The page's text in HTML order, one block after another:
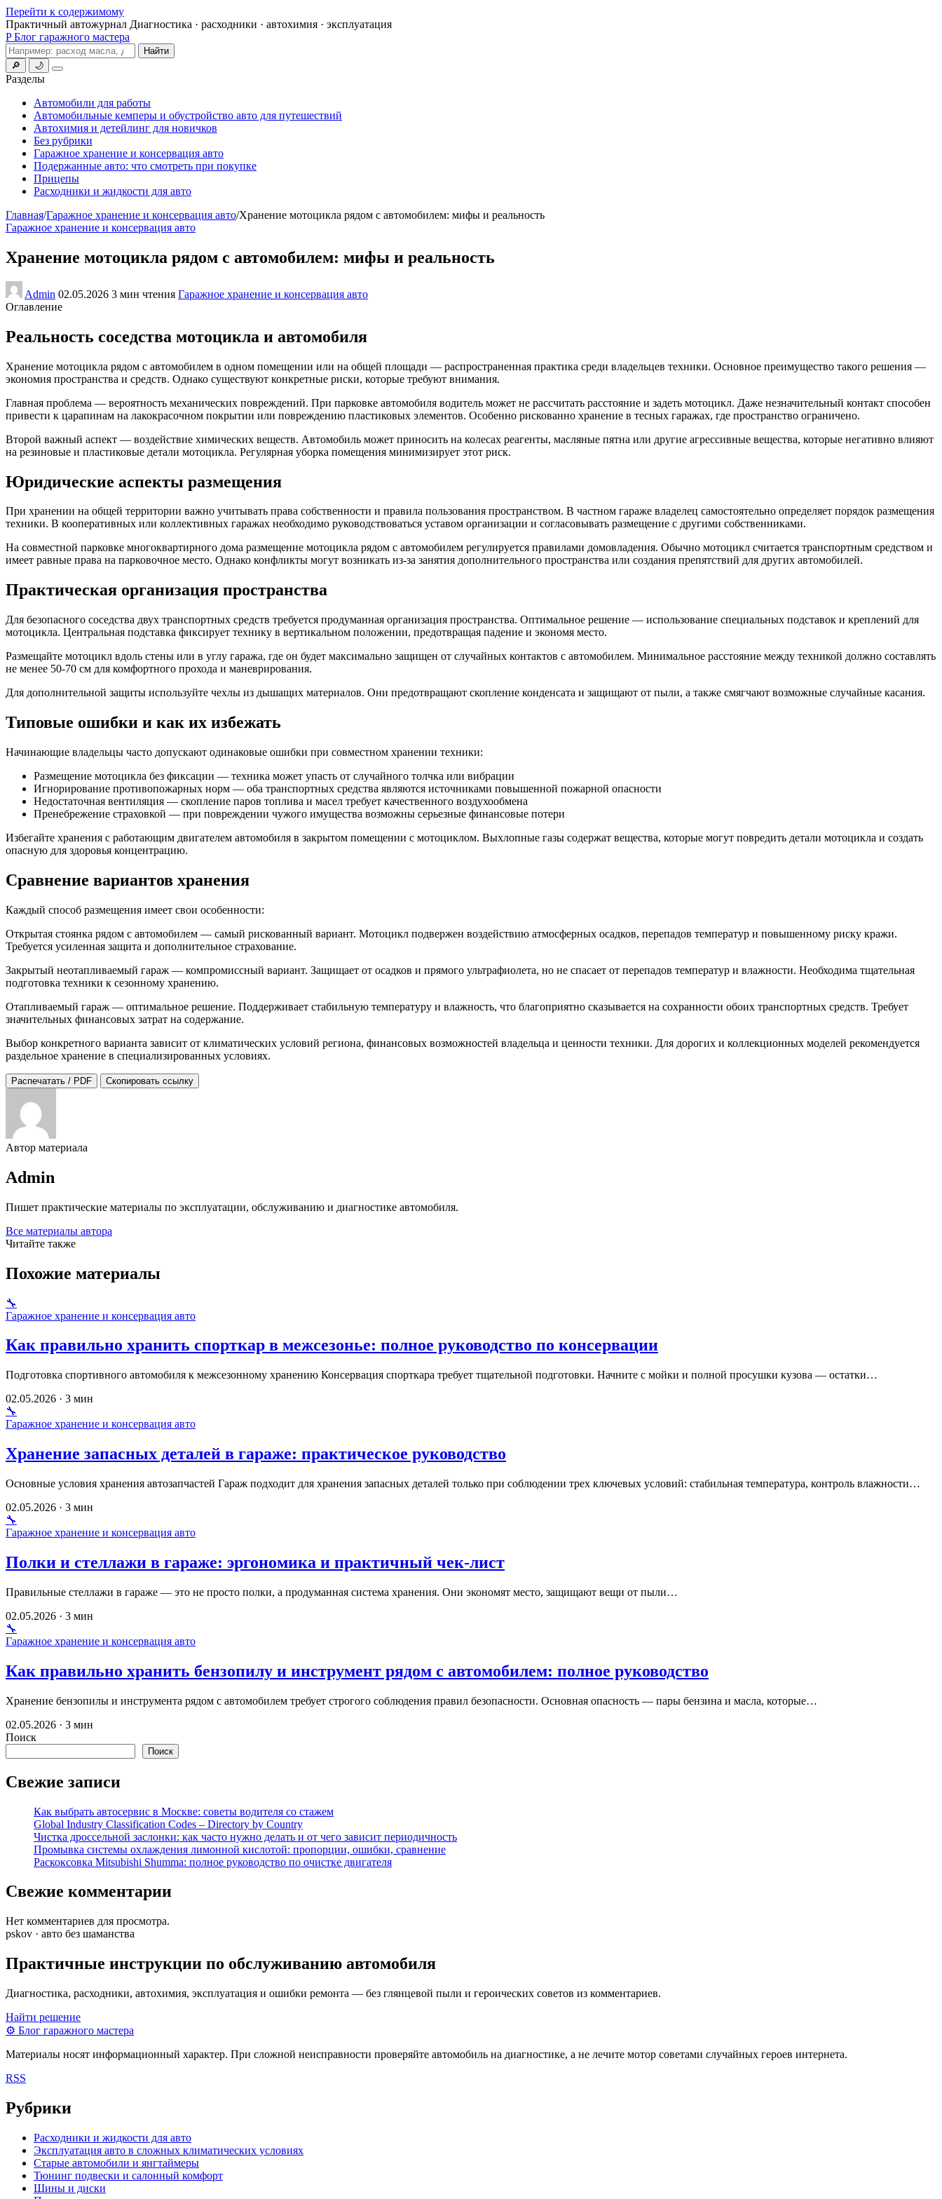
Перейти к содержимому
Практичный автожурнал Диагностика · расходники · автохимия · эксплуатация
P Блог гаражного мастера
Поиск
Найти
🔎
🌙
Меню
Разделы
Автомобили для работы
Автомобильные кемперы и обустройство авто для путешествий
Автохимия и детейлинг для новичков
Без рубрики
Гаражное хранение и консервация авто
Подержанные авто: что смотреть при покупке
Прицепы
Расходники и жидкости для авто
Главная/Гаражное хранение и консервация авто/Хранение мотоцикла рядом с автомобилем: мифы и реальность
Гаражное хранение и консервация авто
Хранение мотоцикла рядом с автомобилем: мифы и реальность
Admin 02.05.2026 3 мин чтения Гаражное хранение и консервация авто
Оглавление
Реальность соседства мотоцикла и автомобиля
Хранение мотоцикла рядом с автомобилем в одном помещении или на общей площади — распространенная практика среди владельцев техники. Основное преимущество такого решения —
экономия пространства и средств. Однако существуют конкретные риски, которые требуют внимания.
Главная проблема — вероятность механических повреждений. При парковке автомобиля водитель может не рассчитать расстояние и задеть мотоцикл. Даже незначительный контакт способен
привести к царапинам на лакокрасочном покрытии или повреждению пластиковых элементов. Особенно рискованно хранение в тесных гаражах, где пространство ограничено.
Второй важный аспект — воздействие химических веществ. Автомобиль может приносить на колесах реагенты, масляные пятна или другие агрессивные вещества, которые негативно влияют
на резиновые и пластиковые детали мотоцикла. Регулярная уборка помещения минимизирует этот риск.
Юридические аспекты размещения
При хранении на общей территории важно учитывать права собственности и правила пользования пространством. В частном гараже владелец самостоятельно определяет порядок размещения
техники. В кооперативных или коллективных гаражах необходимо руководствоваться уставом организации и согласовывать размещение с другими собственниками.
На совместной парковке многоквартирного дома размещение мотоцикла рядом с автомобилем регулируется правилами домовладения. Обычно мотоцикл считается транспортным средством и
имеет равные права на парковочное место. Однако конфликты могут возникать из-за занятия дополнительного пространства или создания препятствий для других автомобилей.
Практическая организация пространства
Для безопасного соседства двух транспортных средств требуется продуманная организация пространства. Оптимальное решение — использование специальных подставок и креплений для
мотоцикла. Центральная подставка фиксирует технику в вертикальном положении, предотвращая падение и экономя место.
Размещайте мотоцикл вдоль стены или в углу гаража, где он будет максимально защищен от случайных контактов с автомобилем. Минимальное расстояние между техникой должно составлять
не менее 50-70 см для комфортного прохода и маневрирования.
Для дополнительной защиты используйте чехлы из дышащих материалов. Они предотвращают скопление конденсата и защищают от пыли, а также смягчают возможные случайные касания.
Типовые ошибки и как их избежать
Начинающие владельцы часто допускают одинаковые ошибки при совместном хранении техники:
Размещение мотоцикла без фиксации — техника может упасть от случайного толчка или вибрации
Игнорирование противопожарных норм — оба транспортных средства являются источниками повышенной пожарной опасности
Недостаточная вентиляция — скопление паров топлива и масел требует качественного воздухообмена
Пренебрежение страховкой — при повреждении чужого имущества возможны серьезные финансовые потери
Избегайте хранения с работающим двигателем автомобиля в закрытом помещении с мотоциклом. Выхлопные газы содержат вещества, которые могут повредить детали мотоцикла и создать
опасную для здоровья концентрацию.
Сравнение вариантов хранения
Каждый способ размещения имеет свои особенности:
Открытая стоянка рядом с автомобилем — самый рискованный вариант. Мотоцикл подвержен воздействию атмосферных осадков, перепадов температур и повышенному риску кражи.
Требуется усиленная защита и дополнительное страхование.
Закрытый неотапливаемый гараж — компромиссный вариант. Защищает от осадков и прямого ультрафиолета, но не спасает от перепадов температур и влажности. Необходима тщательная
подготовка техники к сезонному хранению.
Отапливаемый гараж — оптимальное решение. Поддерживает стабильную температуру и влажность, что благоприятно сказывается на сохранности обоих транспортных средств. Требует
значительных финансовых затрат на содержание.
Выбор конкретного варианта зависит от климатических условий региона, финансовых возможностей владельца и ценности техники. Для дорогих и коллекционных моделей рекомендуется
раздельное хранение в специализированных условиях.
Распечатать / PDF Скопировать ссылку
Автор материала
Admin
Пишет практические материалы по эксплуатации, обслуживанию и диагностике автомобиля.
Все материалы автора
Читайте также
Похожие материалы
🔧
Гаражное хранение и консервация авто
Как правильно хранить спорткар в межсезонье: полное руководство по консервации
Подготовка спортивного автомобиля к межсезонному хранению Консервация спорткара требует тщательной подготовки. Начните с мойки и полной просушки кузова — остатки…
02.05.2026 · 3 мин
🔧
Гаражное хранение и консервация авто
Хранение запасных деталей в гараже: практическое руководство
Основные условия хранения автозапчастей Гараж подходит для хранения запасных деталей только при соблюдении трех ключевых условий: стабильная температура, контроль влажности…
02.05.2026 · 3 мин
🔧
Гаражное хранение и консервация авто
Полки и стеллажи в гараже: эргономика и практичный чек-лист
Правильные стеллажи в гараже — это не просто полки, а продуманная система хранения. Они экономят место, защищают вещи от пыли…
02.05.2026 · 3 мин
🔧
Гаражное хранение и консервация авто
Как правильно хранить бензопилу и инструмент рядом с автомобилем: полное руководство
Хранение бензопилы и инструмента рядом с автомобилем требует строгого соблюдения правил безопасности. Основная опасность — пары бензина и масла, которые…
02.05.2026 · 3 мин
Поиск
Поиск
Свежие записи
Как выбрать автосервис в Москве: советы водителя со стажем
Global Industry Classification Codes – Directory by Country
Чистка дроссельной заслонки: как часто нужно делать и от чего зависит периодичность
Промывка системы охлаждения лимонной кислотой: пропорции, ошибки, сравнение
Раскоксовка Mitsubishi Shumma: полное руководство по очистке двигателя
Свежие комментарии
Нет комментариев для просмотра.
pskov · авто без шаманства
Практичные инструкции по обслуживанию автомобиля
Диагностика, расходники, автохимия, эксплуатация и ошибки ремонта — без глянцевой пыли и героических советов из комментариев.
Найти решение
⚙ Блог гаражного мастера
Материалы носят информационный характер. При сложной неисправности проверяйте автомобиль на диагностике, а не лечите мотор советами случайных героев интернета.
RSS
Рубрики
Расходники и жидкости для авто
Эксплуатация авто в сложных климатических условиях
Старые автомобили и янгтаймеры
Тюнинг подвески и салонный комфорт
Шины и диски